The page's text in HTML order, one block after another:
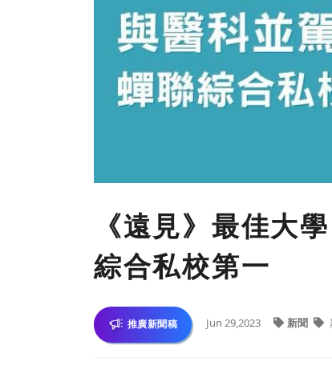
《遠見》最佳大
綜合私校第一
推廣新聞稿 Jun 29,2023 新聞